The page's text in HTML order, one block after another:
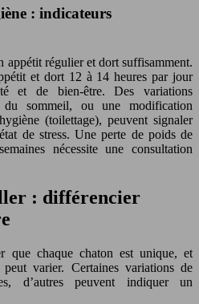
: indicateurs
appétit régulier et dort suffisamment.
et dort 12 à 14 heures par jour
et de bien-être. Des variations
sommeil, ou une modification
(toilettage), peuvent signaler
de stress. Une perte de poids de
nécessite une consultation
: différencier
que chaque chaton est unique, et
varier. Certaines variations de
d’autres peuvent indiquer un